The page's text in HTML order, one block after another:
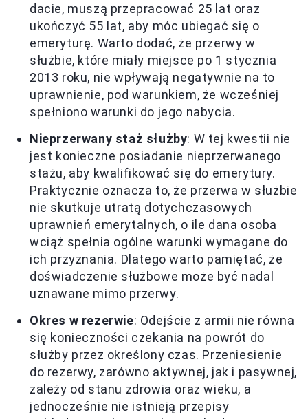
dacie, muszą przepracować 25 lat oraz
ukończyć 55 lat, aby móc ubiegać się o
emeryturę. Warto dodać, że przerwy w
służbie, które miały miejsce po 1 stycznia
2013 roku, nie wpływają negatywnie na to
uprawnienie, pod warunkiem, że wcześniej
spełniono warunki do jego nabycia.
Nieprzerwany staż służby: W tej kwestii nie
jest konieczne posiadanie nieprzerwanego
stażu, aby kwalifikować się do emerytury.
Praktycznie oznacza to, że przerwa w służbie
nie skutkuje utratą dotychczasowych
uprawnień emerytalnych, o ile dana osoba
wciąż spełnia ogólne warunki wymagane do
ich przyznania. Dlatego warto pamiętać, że
doświadczenie służbowe może być nadal
uznawane mimo przerwy.
Okres w rezerwie: Odejście z armii nie równa
się konieczności czekania na powrót do
służby przez określony czas. Przeniesienie
do rezerwy, zarówno aktywnej, jak i pasywnej,
zależy od stanu zdrowia oraz wieku, a
jednocześnie nie istnieją przepisy